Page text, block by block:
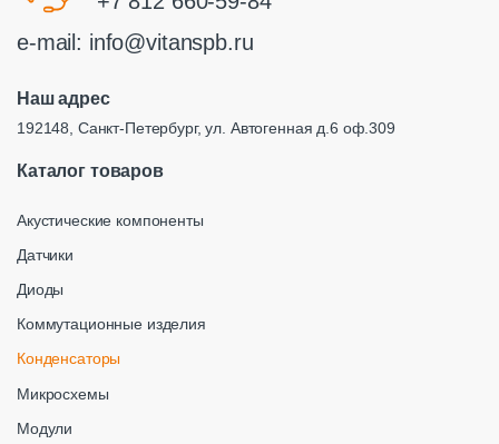
e-mail: info@vitanspb.ru
Наш адрес
192148, Санкт-Петербург, ул. Автогенная д.6 оф.309
Каталог товаров
Акустические компоненты
Датчики
Диоды
Коммутационные изделия
Конденсаторы
Микросхемы
Модули